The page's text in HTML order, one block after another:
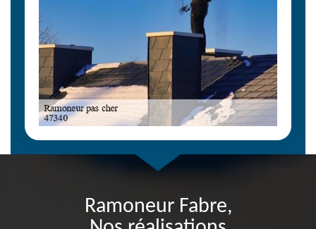
Ramoneur Fabre,